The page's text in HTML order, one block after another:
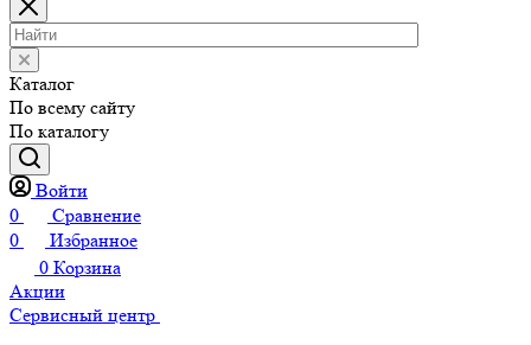
Каталог
По всему сайту
По каталогу
Войти
0
Сравнение
0
Избранное
0 Корзина
Акции
Сервисный центр